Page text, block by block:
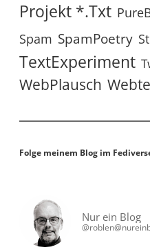
Projekt *.txt
Spam SpamPoetry
TextExperiment
WebPlausch
Folge meinem Blog im
Nur ein Blog